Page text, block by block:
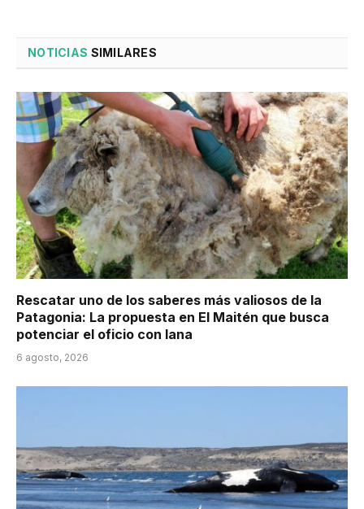
NOTICIAS SIMILARES
Rescatar uno de los saberes más valiosos de la
Patagonia: La propuesta en El Maitén que busca
potenciar el oficio con lana
6 agosto, 2026